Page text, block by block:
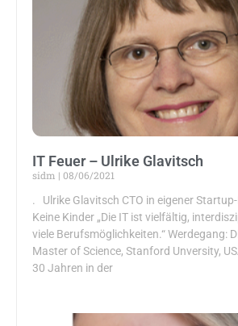
IT Feuer – Ulrike Glavitsch
sidm
08/06/2021
. Ulrike Glavitsch CTO in eigener
Keine Kinder „Die IT ist vielfältig,
viele Berufsmöglichkeiten.“ Werdegang:
Master of Science, Stanford Unversity,
30 Jahren in der